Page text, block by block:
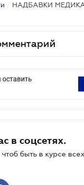
/ НАДБАВКИ
оставить
в соцсетях.
быть в курсе